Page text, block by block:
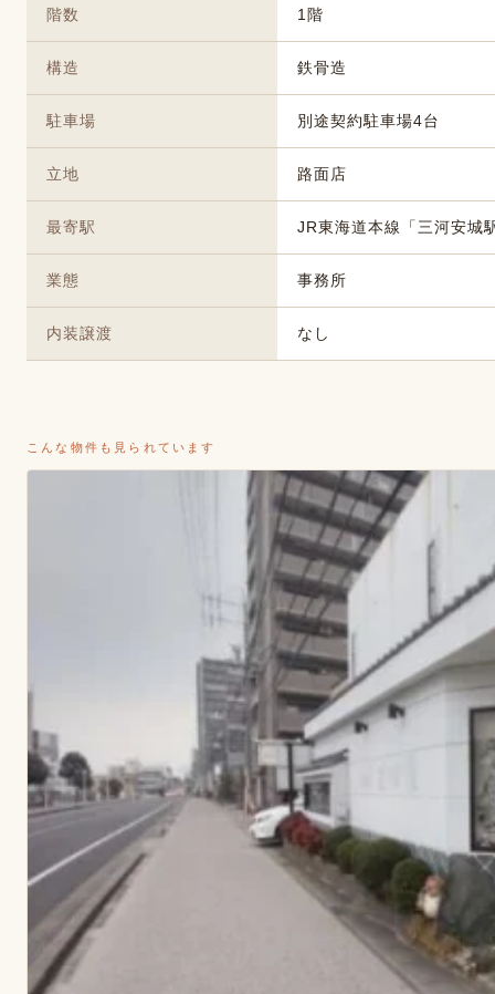
階数 1階
構造 鉄骨造
駐車場 別途契約駐車場4台
立地 路面店
最寄駅 JR東海道本線「三河安城
業態 事務所
内装譲渡 なし
こんな物件も見られています